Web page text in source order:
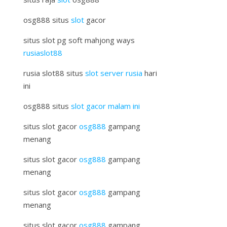
osg888 situs slot gacor
situs slot pg soft mahjong ways
rusiaslot88
rusia slot88 situs slot server rusia hari
ini
osg888 situs slot gacor malam ini
situs slot gacor osg888 gampang
menang
situs slot gacor osg888 gampang
menang
situs slot gacor osg888 gampang
menang
situs slot gacor osg888 gampang